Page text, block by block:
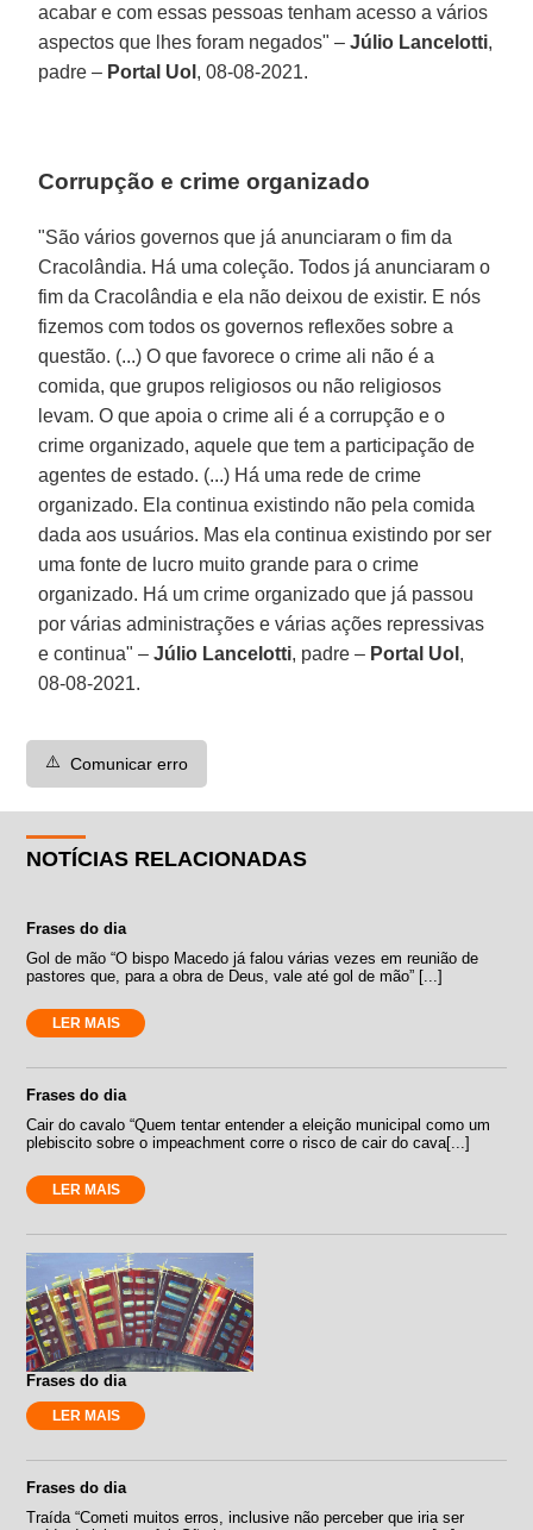
acabar e com essas pessoas tenham acesso a vários
aspectos que lhes foram negados" –Júlio Lancelotti,
padre – Portal Uol , 08-08-2021.
Corrupção e crime organizado
"São vários governos que já anunciaram o fim da
Cracolândia. Há uma coleção. Todos já anunciaram o
fim da Cracolândia e ela não deixou de existir. E nós
fizemos com todos os governos reflexões sobre a
questão. (...) O que favorece o crime ali não é a
comida, que grupos religiosos ou não religiosos
levam. O que apoia o crime ali é a corrupção e o
crime organizado, aquele que tem a participação de
agentes de estado. (...) Há uma rede de crime
organizado. Ela continua existindo não pela comida
dada aos usuários. Mas ela continua existindo por ser
uma fonte de lucro muito grande para o crime
organizado. Há um crime organizado que já passou
por várias administrações e várias ações repressivas
e continua" –Júlio Lancelotti, padre – Portal Uol ,
08-08-2021.
⚠️ Comunicar erro
NOTÍCIAS RELACIONADAS
Frases do dia
Gol de mão “O bispo Macedo já falou várias vezes em reunião de
pastores que, para a obra de Deus, vale até gol de mão” [...]
LER MAIS
Frases do dia
Cair do cavalo “Quem tentar entender a eleição municipal como um
plebiscito sobre o impeachment corre o risco de cair do cava[...]
LER MAIS
Frases do dia
LER MAIS
Frases do dia
Traída “Cometi muitos erros, inclusive não perceber que iria ser